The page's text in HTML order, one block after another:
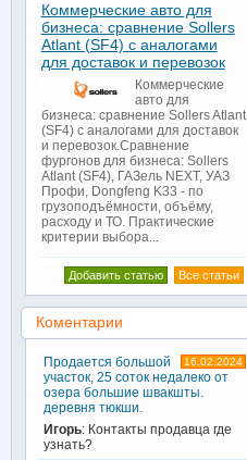
Коммерческие авто для
бизнеса: сравнение Sollers
Atlant (SF4) с аналогами
для доставок и перевозок
Коммерческие
авто для
бизнеса: сравнение Sollers Atlant
(SF4) с аналогами для доставок
и перевозок.Сравнение
фургонов для бизнеса: Sollers
Atlant (SF4), ГАЗель NEXT, УАЗ
Профи, Dongfeng K33 - по
грузоподъёмности, объёму,
расходу и ТО. Практические
критерии выбора...
Все статьи
Добавить статью
Коментарии
16.02.2024
Продается большой
участок, 25 соток недалеко от
озера большие швакшты.
деревня тюкши.
Игорь: Контакты продавца где
узнать?